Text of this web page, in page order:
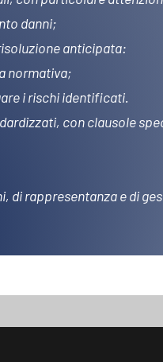
danni;
anticipata:
normativa;
i rischi identificati.
con clausole
di rappresentanza e di